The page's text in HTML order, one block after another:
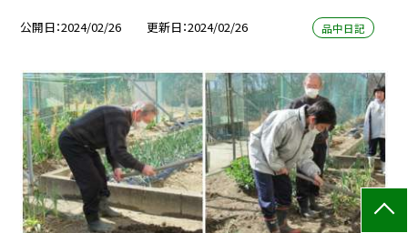
公開日 2024/02/26 更新日 2024/02/26 品中日記